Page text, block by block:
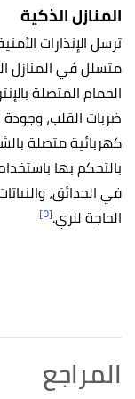
المنازل الذكية
ترسل الإنذارات
متسلل في المنازل
الحمام المتصلة
ضربات القلب،
كهربائية متصلة
بالتحكم بها
في الحدائق،
الحاجة للري.[٥]
المراجع